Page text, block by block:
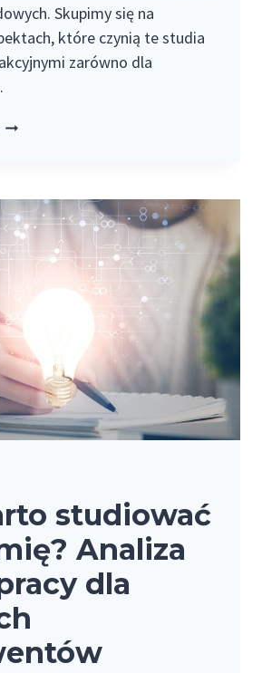
Skupimy się na
które czynią te studia
zarówno dla
JAK
EKONOMICZNE
DO
studiować
Analiza
dla